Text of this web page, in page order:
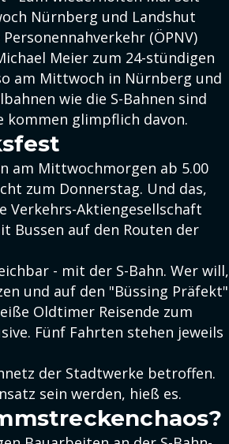
Nürnberg und Landshut
(ÖPNV)
Meier zum 24-stündigen
am Mittwoch in Nürnberg und
wie die S-Bahnen sind
kommen glimpflich davon.
am Mittwochmorgen ab 5.00
zum Donnerstag. Und das,
Verkehrs-Aktiengesellschaft
Bussen auf den Routen der
- mit der S-Bahn. Wer will,
und auf den "Büssing Präfekt"
Oldtimer Reisende zum
Fünf Fahrten stehen jeweils
der Stadtwerke betroffen.
sein werden, hieß es.